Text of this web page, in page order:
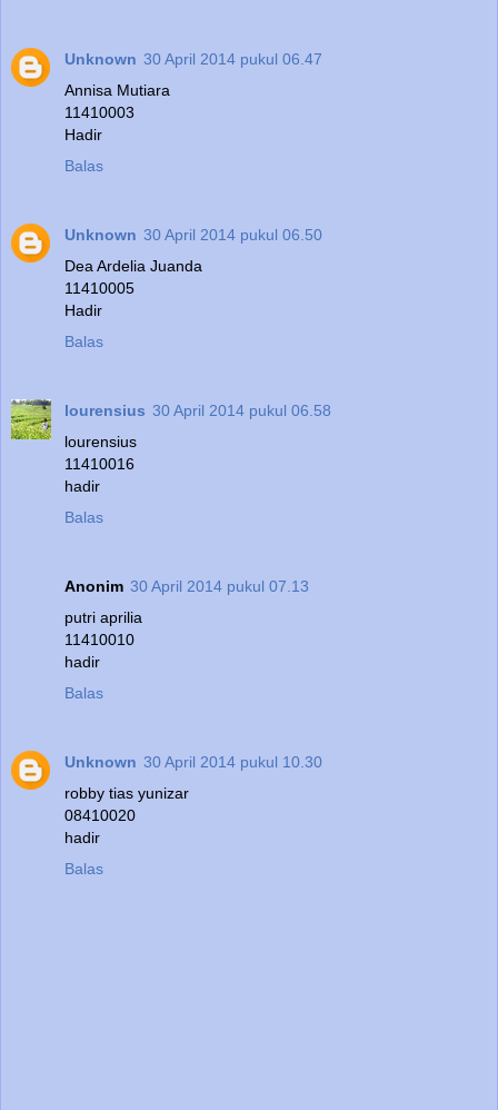
Unknown 30 April 2014 pukul 06.47
Annisa Mutiara
11410003
Hadir
Balas
Unknown 30 April 2014 pukul 06.50
Dea Ardelia Juanda
11410005
Hadir
Balas
lourensius 30 April 2014 pukul 06.58
lourensius
11410016
hadir
Balas
Anonim 30 April 2014 pukul 07.13
putri aprilia
11410010
hadir
Balas
Unknown 30 April 2014 pukul 10.30
robby tias yunizar
08410020
hadir
Balas